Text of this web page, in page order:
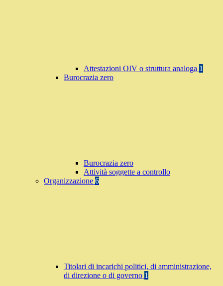
Attestazioni OIV o struttura analoga 1
Burocrazia zero
Burocrazia zero
Attività soggette a controllo
Organizzazione 6
Titolari di incarichi politici, di amministrazione,
di direzione o di governo 1